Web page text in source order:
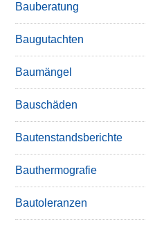
Bauberatung
Baugutachten
Baumängel
Bauschäden
Bautenstandsberichte
Bauthermografie
Bautoleranzen